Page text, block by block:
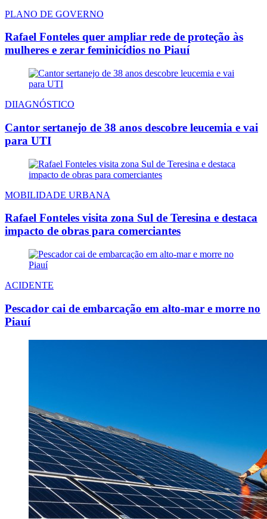
PLANO DE GOVERNO
Rafael Fonteles quer ampliar rede de proteção às
mulheres e zerar feminicídios no Piauí
DIIAGNÓSTICO
Cantor sertanejo de 38 anos descobre leucemia e vai
para UTI
MOBILIDADE URBANA
Rafael Fonteles visita zona Sul de Teresina e destaca
impacto de obras para comerciantes
ACIDENTE
Pescador cai de embarcação em alto-mar e morre no
Piauí